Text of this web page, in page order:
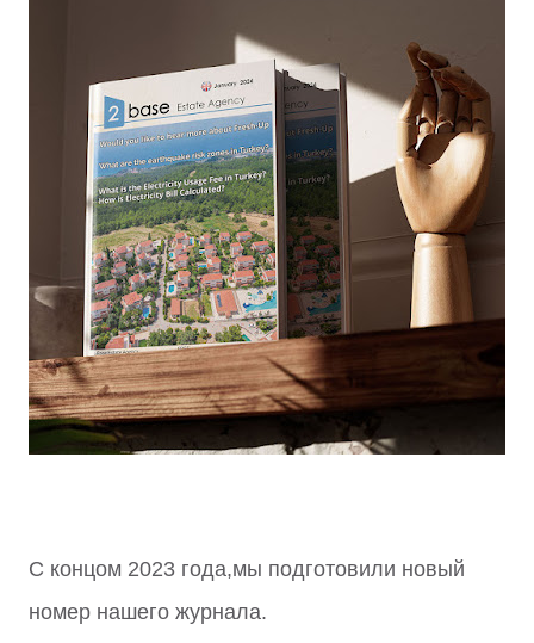
С концом 2023 года,мы подготовили новый
номер нашего журнала.